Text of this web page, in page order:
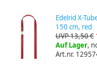
Edelrid X-
150 cm, red
UVP 13,50 €
Auf Lager,
Art.nr.